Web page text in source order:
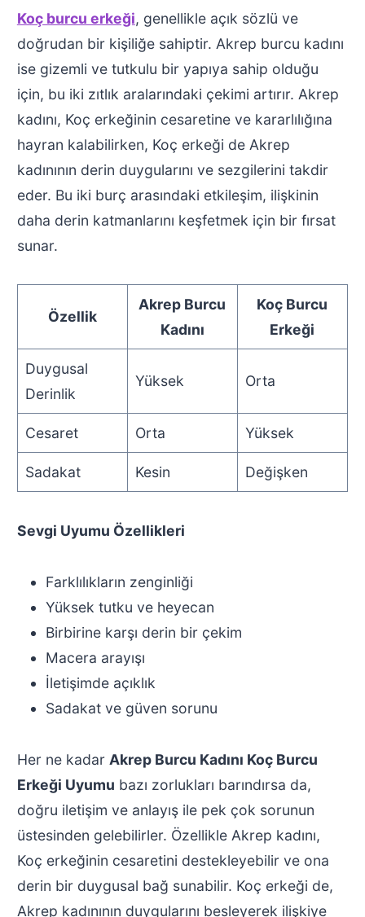
Koç burcu erkeği, genellikle açık sözlü ve
doğrudan bir kişiliğe sahiptir. Akrep burcu kadını
ise gizemli ve tutkulu bir yapıya sahip olduğu
için, bu iki zıtlık aralarındaki çekimi artırır. Akrep
kadını, Koç erkeğinin cesaretine ve kararlılığına
hayran kalabilirken, Koç erkeği de Akrep
kadınının derin duygularını ve sezgilerini takdir
eder. Bu iki burç arasındaki etkileşim, ilişkinin
daha derin katmanlarını keşfetmek için bir fırsat
sunar.
Özellik
Akrep Burcu
Kadını
Koç Burcu
Erkeği
Duygusal
Derinlik
Yüksek Orta
Cesaret Orta Yüksek
Sadakat Kesin Değişken
Sevgi Uyumu Özellikleri
Farklılıkların zenginliği
Yüksek tutku ve heyecan
Birbirine karşı derin bir çekim
Macera arayışı
İletişimde açıklık
Sadakat ve güven sorunu
Her ne kadar Akrep Burcu Kadını Koç Burcu
Erkeği Uyumu bazı zorlukları barındırsa da,
doğru iletişim ve anlayış ile pek çok sorunun
üstesinden gelebilirler. Özellikle Akrep kadını,
Koç erkeğinin cesaretini destekleyebilir ve ona
derin bir duygusal bağ sunabilir. Koç erkeği de,
Akrep kadınının duygularını besleyerek ilişkiye